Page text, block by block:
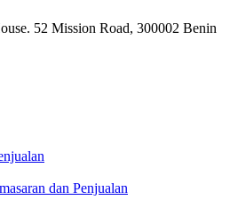
52 Mission Road, 300002 Benin
dan Penjualan